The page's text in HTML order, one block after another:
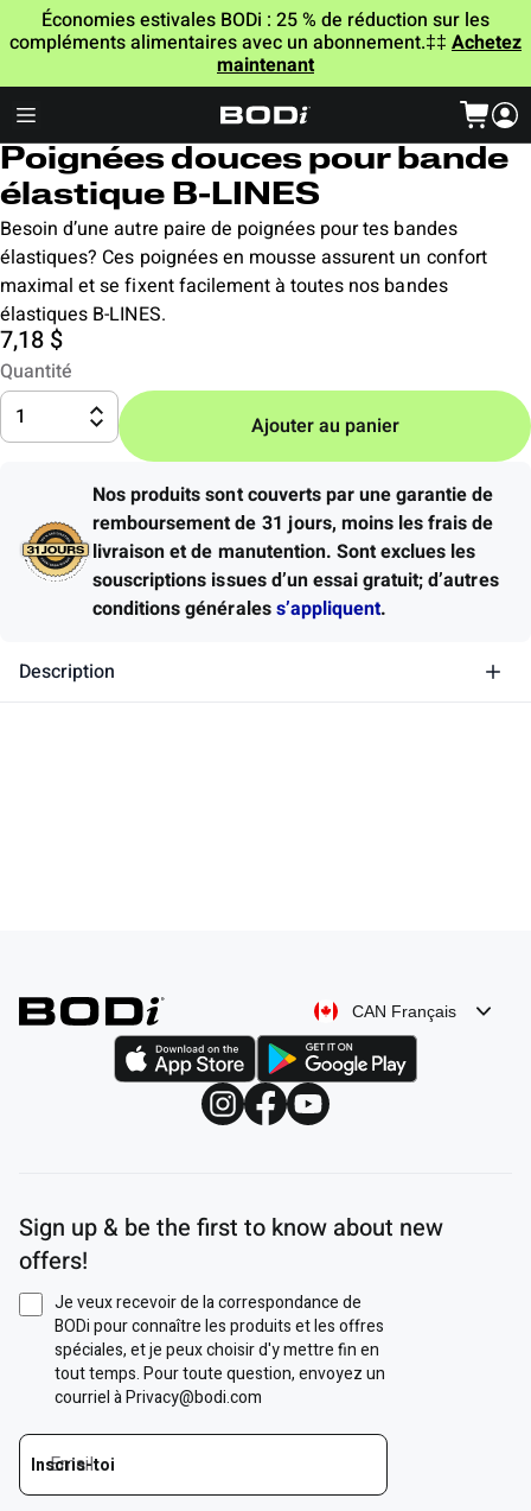
Économies estivales BODi : 25 % de réduction sur les
compléments alimentaires avec un abonnement.‡‡ Achetez
maintenant
Poignées douces pour bande
élastique B-LINES
Besoin d’une autre paire de poignées pour tes bandes
élastiques? Ces poignées en mousse assurent un confort
maximal et se fixent facilement à toutes nos bandes
élastiques B-LINES.
7,18 $
Quantité
1
Ajouter au panier
Nos produits sont couverts par une garantie de
remboursement de 31 jours, moins les frais de
livraison et de manutention. Sont exclues les
souscriptions issues d’un essai gratuit; d’autres
conditions généraless’appliquent.
Description
CAN Français
Sign up & be the first to know about new
offers!